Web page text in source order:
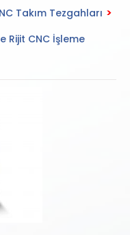
Takım Tezgahları >
Rijit CNC İşleme